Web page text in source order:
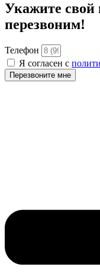
Укажите
перезвоним!
Телефон
Я согласен с
Перезвоните мне